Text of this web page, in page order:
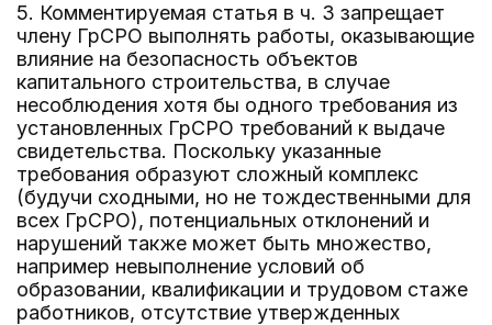
5. Комментируемая статья в ч. 3 запрещает
члену ГрСРО выполнять работы, оказывающие
влияние на безопасность объектов
капитального строительства, в случае
несоблюдения хотя бы одного требования из
установленных ГрСРО требований к выдаче
свидетельства. Поскольку указанные
требования образуют сложный комплекс
(будучи сходными, но не тождественными для
всех ГрСРО), потенциальных отклонений и
нарушений также может быть множество,
например невыполнение условий об
образовании, квалификации и трудовом стаже
работников, отсутствие утвержденных